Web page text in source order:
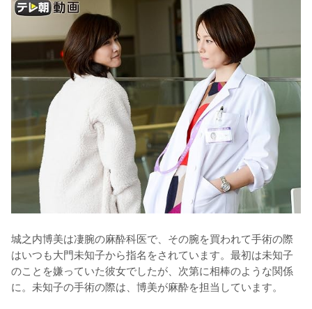
城之内博美は凄腕の麻酔科医で、その腕を買われて手術の際
はいつも大門未知子から指名をされています。最初は未知子
のことを嫌っていた彼女でしたが、次第に相棒のような関係
に。未知子の手術の際は、博美が麻酔を担当しています。